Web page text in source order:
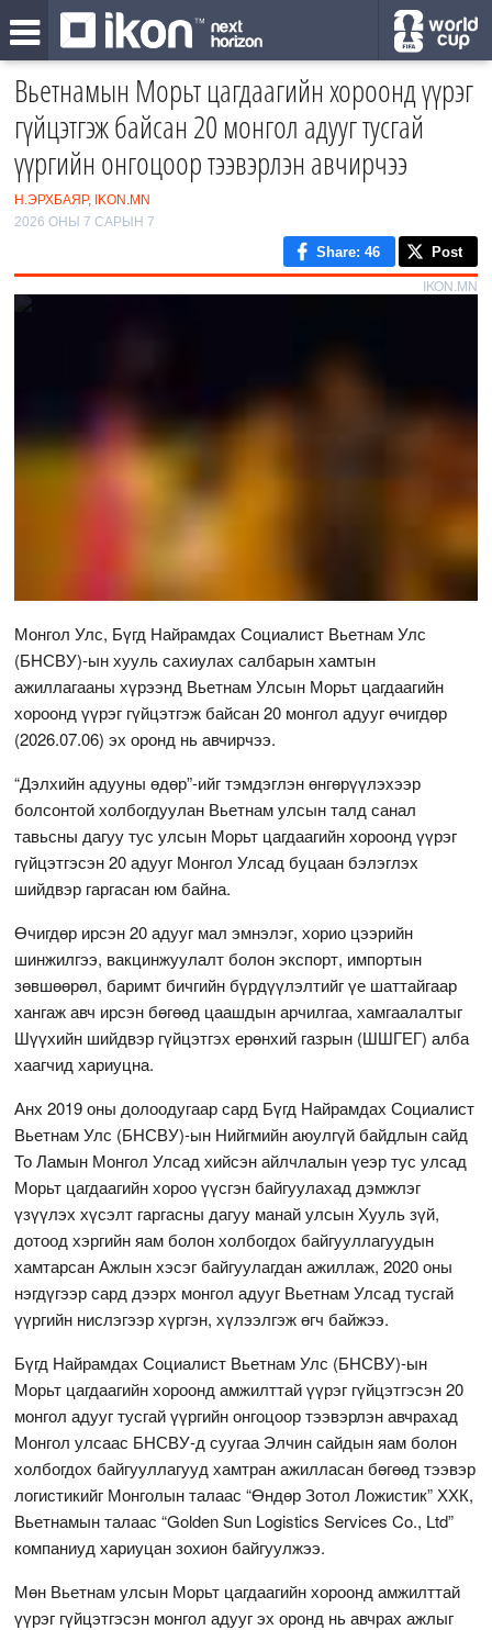
Вьетнамын Морьт цагдаагийн хороонд үүрэг
гүйцэтгэж байсан 20 монгол адууг тусгай
үүргийн онгоцоор тээвэрлэн авчирчээ
Н.ЭРХБАЯР, IKON.MN
2026 ОНЫ 7 САРЫН 7
Share: 46 Post
IKON.MN
Монгол Улс, Бүгд Найрамдах Социалист Вьетнам Улс
(БНСВУ)-ын хууль сахиулах салбарын хамтын
ажиллагааны хүрээнд Вьетнам Улсын Морьт цагдаагийн
хороонд үүрэг гүйцэтгэж байсан 20 монгол адууг өчигдөр
(2026.07.06) эх оронд нь авчирчээ.
“Дэлхийн адууны өдөр”-ийг тэмдэглэн өнгөрүүлэхээр
болсонтой холбогдуулан Вьетнам улсын талд санал
тавьсны дагуу тус улсын Морьт цагдаагийн хороонд үүрэг
гүйцэтгэсэн 20 адууг Монгол Улсад буцаан бэлэглэх
шийдвэр гаргасан юм байна.
Өчигдөр ирсэн 20 адууг мал эмнэлэг, хорио цээрийн
шинжилгээ, вакцинжуулалт болон экспорт, импортын
зөвшөөрөл, баримт бичгийн бүрдүүлэлтийг үе шаттайгаар
хангаж авч ирсэн бөгөөд цаашдын арчилгаа, хамгаалалтыг
Шүүхийн шийдвэр гүйцэтгэх ерөнхий газрын (ШШГЕГ) алба
хаагчид хариуцна.
Анх 2019 оны долоодугаар сард Бүгд Найрамдах Социалист
Вьетнам Улс (БНСВУ)-ын Нийгмийн аюулгүй байдлын сайд
То Ламын Монгол Улсад хийсэн айлчлалын үеэр тус улсад
Морьт цагдаагийн хороо үүсгэн байгуулахад дэмжлэг
үзүүлэх хүсэлт гаргасны дагуу манай улсын Хууль зүй,
дотоод хэргийн яам болон холбогдох байгууллагуудын
хамтарсан Ажлын хэсэг байгуулагдан ажиллаж, 2020 оны
нэгдүгээр сард дээрх монгол адууг Вьетнам Улсад тусгай
үүргийн нислэгээр хүргэн, хүлээлгэж өгч байжээ.
Бүгд Найрамдах Социалист Вьетнам Улс (БНСВУ)-ын
Морьт цагдаагийн хороонд амжилттай үүрэг гүйцэтгэсэн 20
монгол адууг тусгай үүргийн онгоцоор тээвэрлэн авчрахад
Монгол улсаас БНСВУ-д суугаа Элчин сайдын яам болон
холбогдох байгууллагууд хамтран ажилласан бөгөөд тээвэр
логистикийг Монголын талаас “Өндөр Зотол Ложистик” ХХК,
Вьетнамын талаас “Golden Sun Logistics Services Co., Ltd”
компаниуд хариуцан зохион байгуулжээ.
Мөн Вьетнам улсын Морьт цагдаагийн хороонд амжилттай
үүрэг гүйцэтгэсэн монгол адууг эх оронд нь авчрах ажлыг